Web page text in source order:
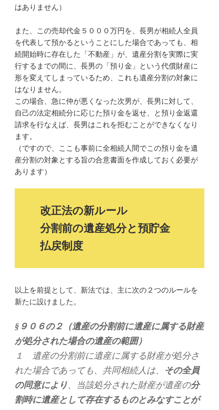
はありません）
また、この売却代金５０００万円を、長男が相続人全員
を代表して預かるということにした場合であっても、相
続開始時に存在した「不動産」が、遺産分割を実際に実
行するまでの間に、長男の「預り金」という代償財産に
形を変えてしまっているため、これも遺産分割の対象に
はなりません。
この場合、急に仲が悪くなった次男が、長男に対して、
自己の法定相続分に応じた預り金を返せ、と預り金返還
請求を行なえば、長男はこれを拒むことができなくなり
ます。
（ですので、ここも事前に全相続人間でこの預り金を遺
産分割の対象とする旨の合意書面を作成しておく必要が
あります）
改正法の新ルール
分割前の遺産処分と預貯金
払戻制度
以上を前提として、新法では、主に次の２つのルールを
新たに設けました。
§９０６の２（遺産の分割前に遺産に属する財産
が処分された場合の遺産の範囲）
１ 遺産の分割前に遺産に属する財産が処分さ
れた場合であっても、共同相続人は、
その全員
の同意により、当該処分された財産が遺産の分
割時に遺産として存在するものとみなすことが